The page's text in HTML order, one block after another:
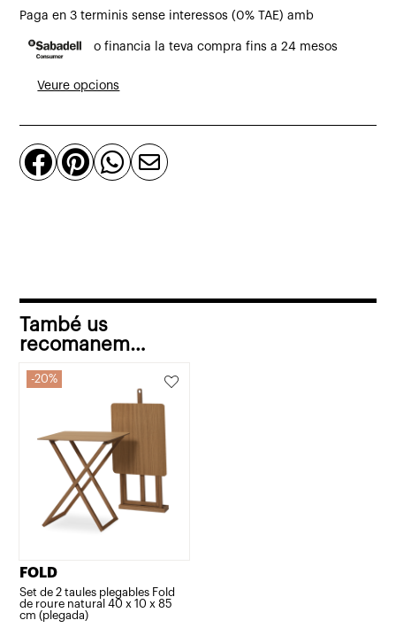
Mirall
Fold
natural
Paga en 3 terminis sense interessos (0% TAE) amb
o financia la teva compra fins a 24 mesos
Veure opcions
   
També us
recomanem…
20%
FOLD
Set de 2 taules plegables Fold
de roure natural 40 x 10 x 85
cm (plegada)